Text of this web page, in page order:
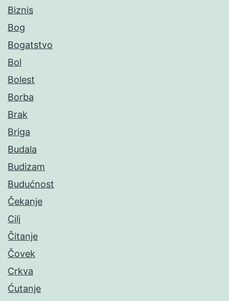
Biznis
Bog
Bogatstvo
Bol
Bolest
Borba
Brak
Briga
Budala
Budizam
Budućnost
Čekanje
Cilj
Čitanje
Čovek
Crkva
Ćutanje